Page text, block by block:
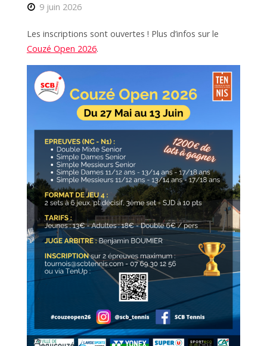
9 juin 2026
Les inscriptions sont ouvertes ! Plus d’infos sur le
Couzé Open 2026.